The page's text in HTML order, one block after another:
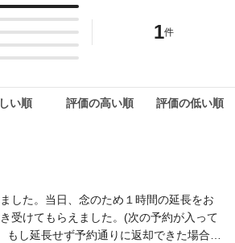
1件
い順 評価の高い順 評価の低い順
した。当日、念のため１時間の延長をお
受けてもらえました。(次の予約が入って
し延長せず予約通りに返却できた場合